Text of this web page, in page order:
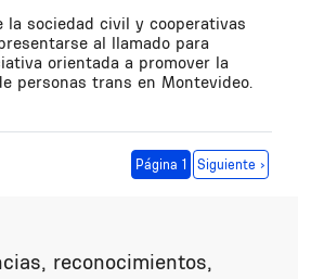
la sociedad civil y cooperativas
al llamado para
orientada a promover la
personas trans en Montevideo.
Página 1 Siguiente página
Siguiente ›
reconocimientos,